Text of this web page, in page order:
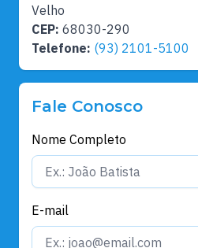
Velho
CEP: 68030-290
Telefone: (93) 2101-5100
Fale Conosco
Nome Completo
E-mail